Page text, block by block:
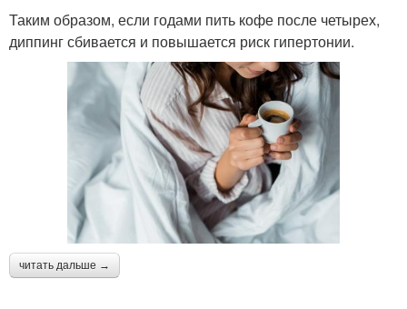
Таким образом, если годами пить кофе после четырех,
диппинг сбивается и повышается риск гипертонии.
читать дальше →